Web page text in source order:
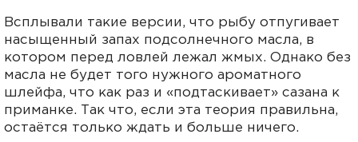
Всплывали такие версии, что рыбу отпугивает
насыщенный запах подсолнечного масла, в
котором перед ловлей лежал жмых. Однако без
масла не будет того нужного ароматного
шлейфа, что как раз и «подтаскивает» сазана к
приманке. Так что, если эта теория правильна,
остаётся только ждать и больше ничего.